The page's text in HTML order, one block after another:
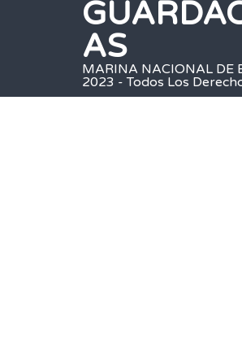
AS
MARINA NACIONAL DE
2023 - Todos Los